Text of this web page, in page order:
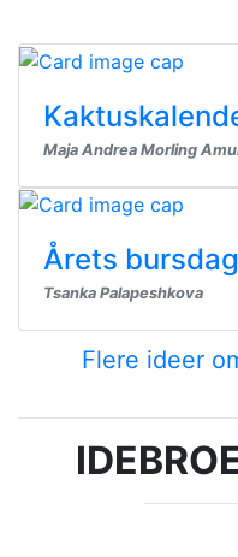
Maja Andrea Morling
Årets
Tsanka Palapeshkova
Flere ideer